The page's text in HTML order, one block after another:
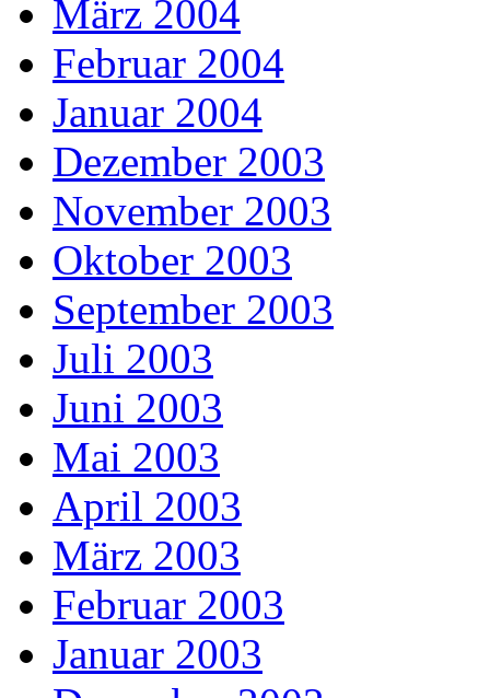
März 2004
Februar 2004
Januar 2004
Dezember 2003
November 2003
Oktober 2003
September 2003
Juli 2003
Juni 2003
Mai 2003
April 2003
März 2003
Februar 2003
Januar 2003